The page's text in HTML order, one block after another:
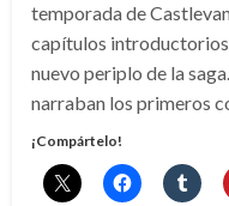
temporada de
capítulos introductorios
nuevo periplo de la
narraban los primeros
¡Compártelo!